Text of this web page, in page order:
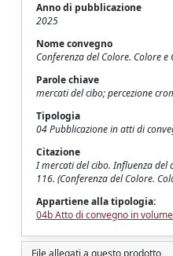
Anno di pubblicazione
2025
Nome convegno
Conferenza del Colore. Colore
Parole chiave
mercati del cibo; percezione
Tipologia
04 Pubblicazione in atti di
Citazione
I mercati del cibo. Influenza del
116. (Conferenza del Colore.
Appartiene alla tipologia:
04b Atto di convegno in volume